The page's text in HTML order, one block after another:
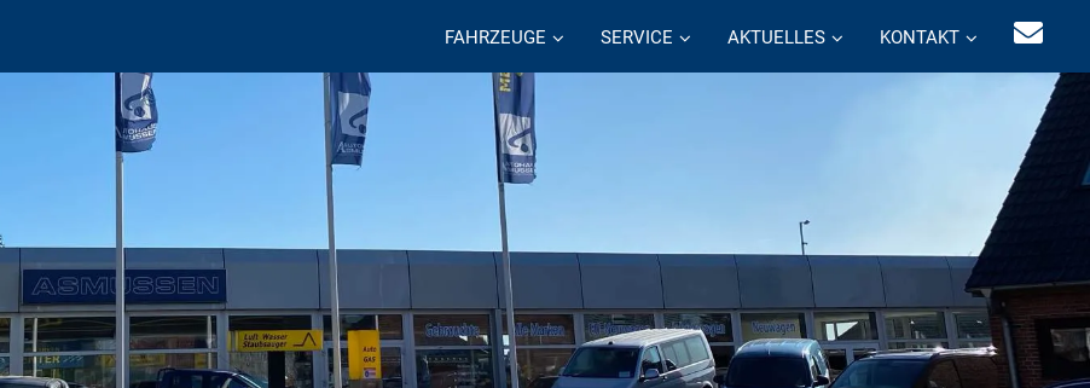
FAHRZEUGE SERVICE AKTUELLES KONTAKT